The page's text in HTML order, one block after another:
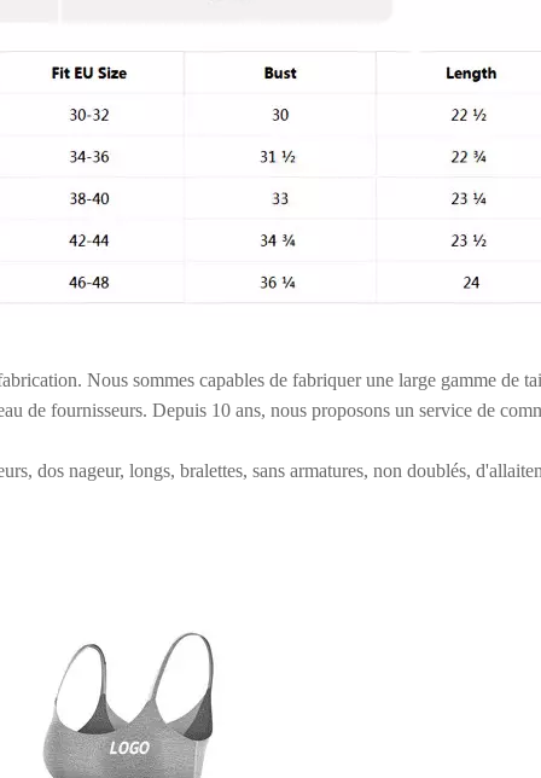
Nous sommes capables de fabriquer une large gamme de
de fournisseurs. Depuis 10 ans, nous proposons un service de
dos nageur, longs, bralettes, sans armatures, non doublés,